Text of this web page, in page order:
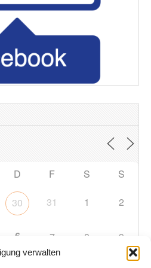
verwalten
D F S S
30 31 1 2
6 7 8 9